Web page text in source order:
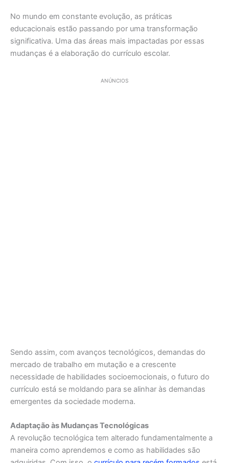
No mundo em constante evolução, as práticas
educacionais estão passando por uma transformação
significativa. Uma das áreas mais impactadas por essas
mudanças é a elaboração do currículo escolar.
ANÚNCIOS
Sendo assim, com avanços tecnológicos, demandas do
mercado de trabalho em mutação e a crescente
necessidade de habilidades socioemocionais, o futuro do
currículo está se moldando para se alinhar às demandas
emergentes da sociedade moderna.
Adaptação às Mudanças Tecnológicas
A revolução tecnológica tem alterado fundamentalmente a
maneira como aprendemos e como as habilidades são